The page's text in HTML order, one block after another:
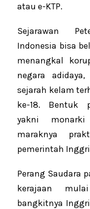
atau e-KTP.
Sejarawan
Indonesia bisa
menangkal
negara
sejarah kelam
ke-18. Bentuk
yakni
maraknya
pemerintah
Perang Saudara
kerajaan
bangkitnya